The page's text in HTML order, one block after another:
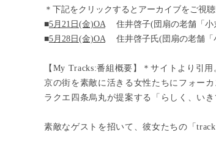
＊下記をクリックするとアーカイブをご視聴
■5月21日(金)OA住井啓子(団扇の老舗「小
■5月28日(金)OA住井啓子氏(団扇の老舗「
【My Tracks:番組概要】＊サイトより引用
京の街を素敵に活きる女性たちにフォー
ラクエ四条烏丸が提案する「らしく、い
素敵なゲストを招いて、彼女たちの「